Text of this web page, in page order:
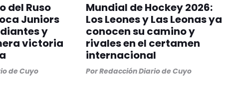
del Ruso
Juniors
y
victoria
de Cuyo
Mundial de Hockey 2026:
Los Leones y Las Leonas ya
conocen su camino y
rivales en el certamen
internacional
PorRedacción Diario de Cuyo